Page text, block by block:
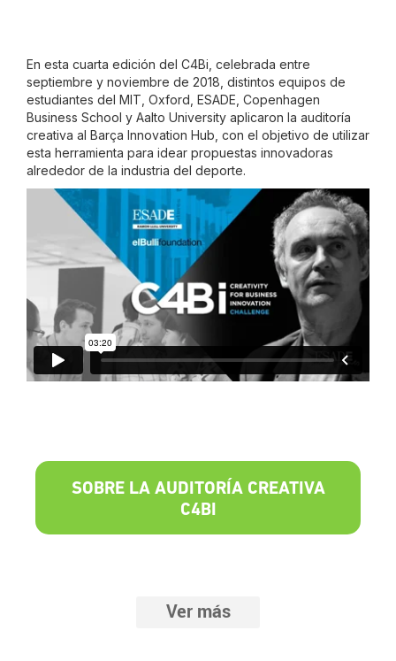
En esta cuarta edición del C4Bi, celebrada entre
septiembre y noviembre de 2018, distintos equipos de
estudiantes del MIT, Oxford, ESADE, Copenhagen
Business School y Aalto University aplicaron la auditoría
creativa al Barça Innovation Hub, con el objetivo de utilizar
esta herramienta para idear propuestas innovadoras
alrededor de la industria del deporte.
SOBRE LA AUDITORÍA CREATIVA
C4BI
Ver